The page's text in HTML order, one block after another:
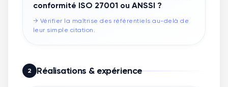
conformité ISO 27001 ou ANSSI ?
→ Vérifier la maîtrise des référentiels au-delà de
leur simple citation.
2 Réalisations & expérience